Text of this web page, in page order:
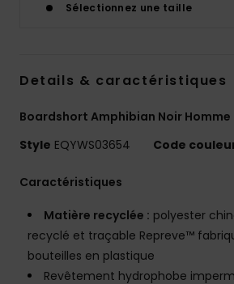
Sélectionnez une taille
Details & caractéristiques
Boardshort Amphibian Noir Homme
Style EQYWS03654 Code
Caractéristiques
Matière recyclée : polyester
recyclé et traçable Repreve™
bouteilles en plastique
Revêtement hydrophobe